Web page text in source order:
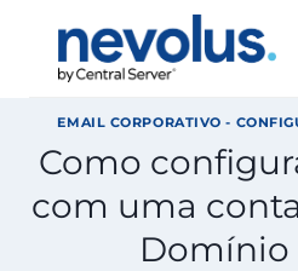
EMAIL CORPORATIVO -
Como
com uma
Domínio